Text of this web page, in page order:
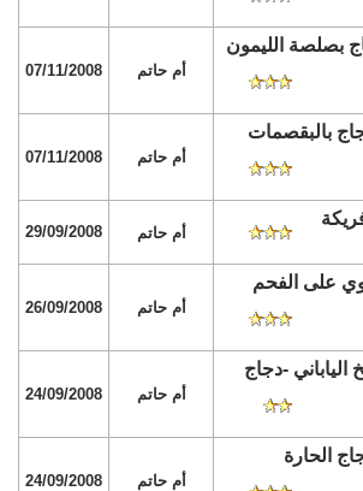
بصلصة الليمون
أم حاتم 07/11/2008
بالبقصمات
أم حاتم 07/11/2008
أم حاتم 29/09/2008
على الفحم
أم حاتم 26/09/2008
-دجاج
أم حاتم 24/09/2008
الحارة
أم حاتم 24/09/2008